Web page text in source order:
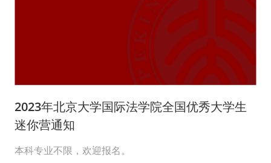
2023年北京大学国际法学院全国优秀大学生
迷你营通知
本科专业不限，欢迎报名。